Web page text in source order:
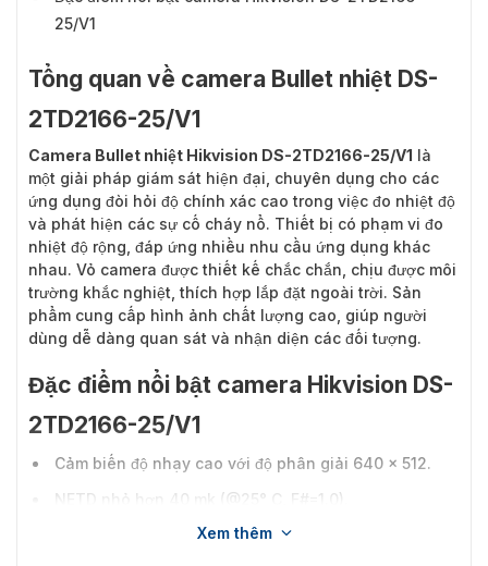
25/V1
Tổng quan về camera Bullet nhiệt DS-
2TD2166-25/V1
Camera Bullet nhiệt Hikvision DS-2TD2166-25/V1 là
một giải pháp giám sát hiện đại, chuyên dụng cho các
ứng dụng đòi hỏi độ chính xác cao trong việc đo nhiệt độ
và phát hiện các sự cố cháy nổ. Thiết bị có phạm vi đo
nhiệt độ rộng, đáp ứng nhiều nhu cầu ứng dụng khác
nhau. Vỏ camera được thiết kế chắc chắn, chịu được môi
trường khắc nghiệt, thích hợp lắp đặt ngoài trời. Sản
phẩm cung cấp hình ảnh chất lượng cao, giúp người
dùng dễ dàng quan sát và nhận diện các đối tượng.
Đặc điểm nổi bật camera Hikvision DS-
2TD2166-25/V1
Cảm biến độ nhạy cao với độ phân giải 640 x 512.
NETD nhỏ hơn 40 mk (@25° C, F#=1.0).
Hỗ trợ điều chỉnh độ tương phản.
Xem thêm